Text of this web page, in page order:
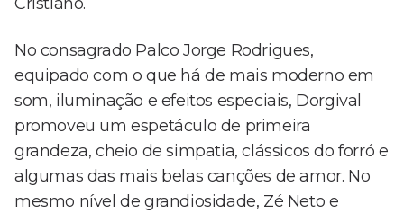
Cristiano.
No consagrado Palco Jorge Rodrigues,
equipado com o que há de mais moderno em
som, iluminação e efeitos especiais, Dorgival
promoveu um espetáculo de primeira
grandeza, cheio de simpatia, clássicos do forró e
algumas das mais belas canções de amor. No
mesmo nível de grandiosidade, Zé Neto e